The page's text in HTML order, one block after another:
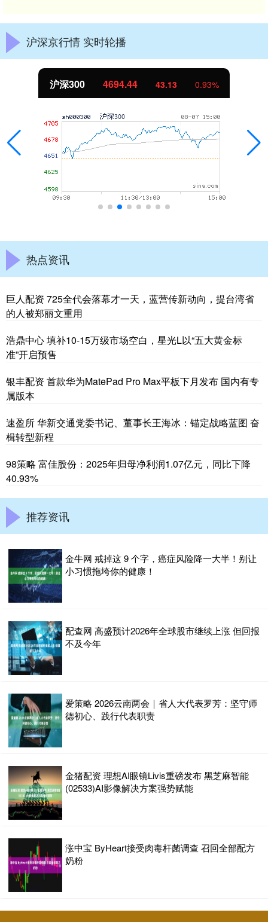
沪深京行情 实时轮播
沪深300 4694.44 43.13 0.93%
热点资讯
巨人配资 725全代会落幕才一天，蓝营传新动向，提台湾省
的人被郑丽文重用
浩鼎中心 填补10-15万级市场空白，星光L以“五大黄金标
准”开启预售
银丰配资 首款华为MatePad Pro Max平板下月发布 国内有专
属版本
速盈所 华新交通党委书记、董事长王海冰：锚定战略蓝图 奋
楫转型新程
98策略 富佳股份：2025年归母净利润1.07亿元，同比下降
40.93%
推荐资讯
金牛网 戒掉这 9 个字，癌症风险降一大半！别让
小习惯拖垮你的健康！
配查网 高盛预计2026年全球股市继续上涨 但回报
不及今年
爱策略 2026云南两会｜省人大代表罗芳：坚守师
德初心、践行代表职责
金猪配资 理想AI眼镜Livis重磅发布 黑芝麻智能
(02533)AI影像解决方案强势赋能
涨中宝 ByHeart接受肉毒杆菌调查 召回全部配方
奶粉